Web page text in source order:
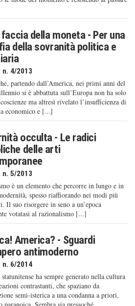
faccia della moneta - Per una
della sovranità politica e
4/2013
partendo dall’America, nei primi anni del
si è abbattuta sull’Europa non ha solo
ma altresì rivelato l’insufficienza di
economico e [...]
occulta - Le radici
delle arti
5/2013
è un elemento che percorre in lungo e in
spesso riaffiorando nei modi più
Il suo risorgere in seno a un’epoca
votatasi al razionalismo [...]
America? - Sguardi
antimoderno
6/2014
ha sempre generato nella cultura
contrastanti, che spaziano da
semi-isterica a una condanna a priori,